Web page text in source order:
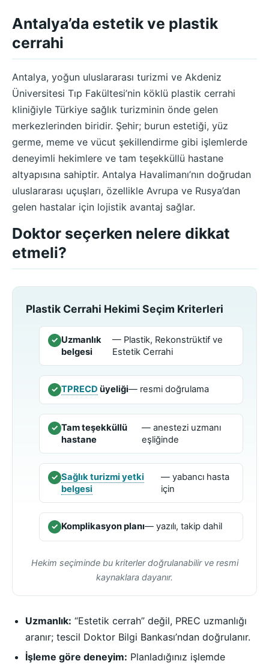
Antalya’da estetik ve plastik
cerrahi
Antalya, yoğun uluslararası turizmi ve Akdeniz
Üniversitesi Tıp Fakültesi’nin köklü plastik cerrahi
kliniğiyle Türkiye sağlık turizminin önde gelen
merkezlerinden biridir. Şehir; burun estetiği, yüz
germe, meme ve vücut şekillendirme gibi işlemlerde
deneyimli hekimlere ve tam teşekküllü hastane
altyapısına sahiptir. Antalya Havalimanı’nın doğrudan
uluslararası uçuşları, özellikle Avrupa ve Rusya’dan
gelen hastalar için lojistik avantaj sağlar.
Doktor seçerken nelere dikkat
etmeli?
Plastik Cerrahi Hekimi Seçim Kriterleri
✓ Uzmanlık
belgesi
— Plastik, Rekonstrüktif ve
Estetik Cerrahi
✓ TPRECD üyeliği— resmi doğrulama
✓ Tam teşekküllü
hastane
— anestezi uzmanı
eşliğinde
✓ Sağlık turizmi yetki
belgesi
— yabancı hasta
için
✓ Komplikasyon planı— yazılı, takip dahil
Hekim seçiminde bu kriterler doğrulanabilir ve resmi
kaynaklara dayanır.
Uzmanlık: “Estetik cerrah” değil, PREC uzmanlığı
aranır; tescil Doktor Bilgi Bankası’ndan doğrulanır.
İşleme göre deneyim: Planladığınız işlemde